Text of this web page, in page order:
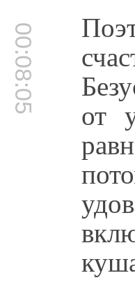
00:08:05 от